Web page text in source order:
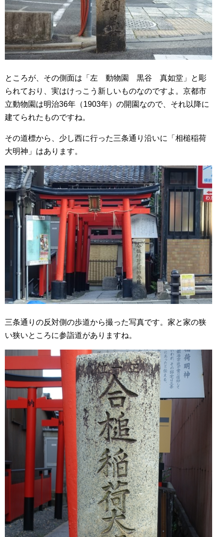
ところが、その側面は「左 動物園 黒谷 真如堂」と彫
られており、実はけっこう新しいものなのですよ。京都市
立動物園は明治36年（1903年）の開園なので、それ以降に
建てられたものですね。
その道標から、少し西に行った三条通り沿いに「相槌稲荷
大明神」はあります。
三条通りの反対側の歩道から撮った写真です。家と家の狭
い狭いところに参詣道がありますね。